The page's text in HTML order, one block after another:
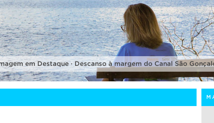
em Destaque · Descanso à margem do Canal São